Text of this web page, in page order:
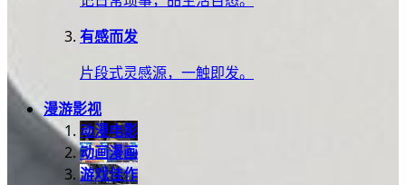
有感而发
片段式灵感源，一触即发。
漫游影视
动漫电影
动画漫画
游戏佳作